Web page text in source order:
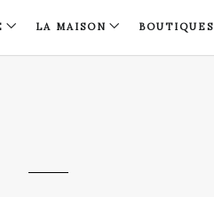
LA MAISON BOUTIQUES